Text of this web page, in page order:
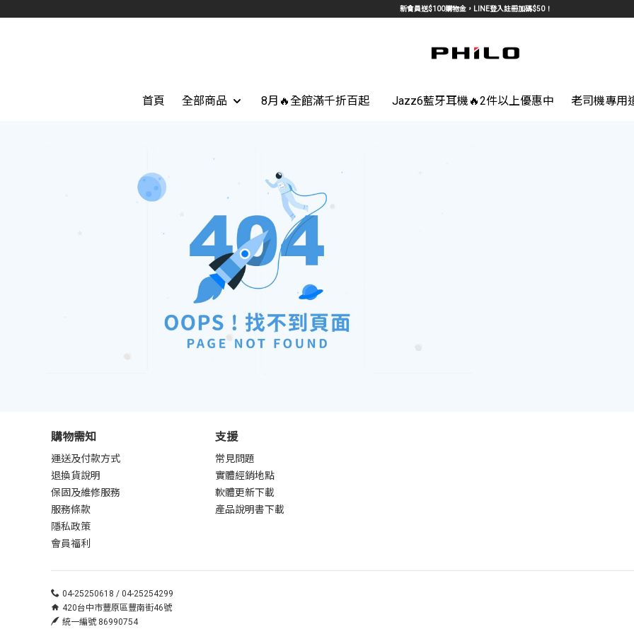
新會員送$100購物金，LINE登入註冊加碼$50！
首頁 全部商品 8月🔥全館滿千折百起 Jazz6藍牙耳機🔥2件以上優惠中 老司機專用
購物需知
運送及付款方式
退換貨說明
保固及維修服務
服務條款
隱私政策
會員福利
支援
常見問題
實體經銷地點
軟體更新下載
產品說明書下載
04-25250618 / 04-25254299
420台中市豐原區豐南街46號
統一編號 86990754